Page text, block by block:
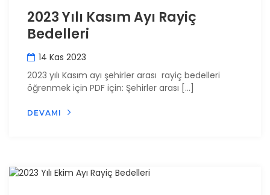
2023 Yılı Kasım Ayı Rayiç
Bedelleri
14 Kas 2023
2023 yılı Kasım ayı şehirler arası rayiç bedelleri
öğrenmek için PDF için: Şehirler arası […]
DEVAMI